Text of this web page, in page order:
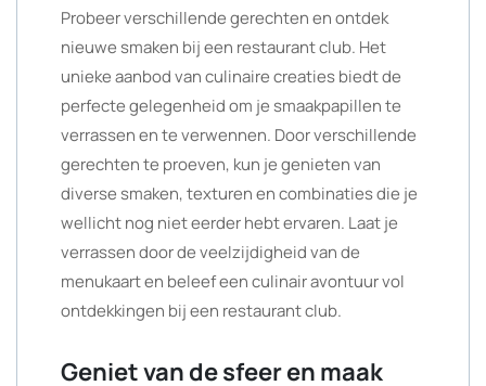
Probeer verschillende gerechten en ontdek
nieuwe smaken bij een restaurant club. Het
unieke aanbod van culinaire creaties biedt de
perfecte gelegenheid om je smaakpapillen te
verrassen en te verwennen. Door verschillende
gerechten te proeven, kun je genieten van
diverse smaken, texturen en combinaties die je
wellicht nog niet eerder hebt ervaren. Laat je
verrassen door de veelzijdigheid van de
menukaart en beleef een culinair avontuur vol
ontdekkingen bij een restaurant club.
Geniet van de sfeer en maak